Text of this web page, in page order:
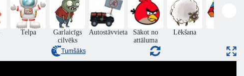
Āmura sitiens
Dinozauru
pilsētas
uzbrukums
Karavīri un
lielgabalu:
Mountain Attack
Telpa
Garlaicīgs
cilvēks
Autostāvvieta
Sākot no
attāluma
Lēkšana
Tumšāks